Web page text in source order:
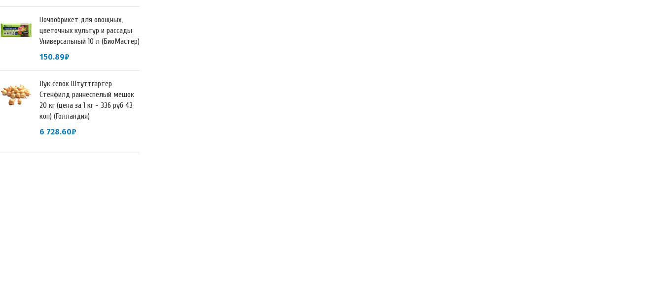
Почвобрикет для овощных,
цветочных культур и рассады
Универсальный 10 л (БиоМастер)
150.89₽
Лук севок Штуттгартер
Стенфилд раннеспелый мешок
20 кг (цена за 1 кг - 336 руб 43
коп) (Голландия)
6 728.60₽